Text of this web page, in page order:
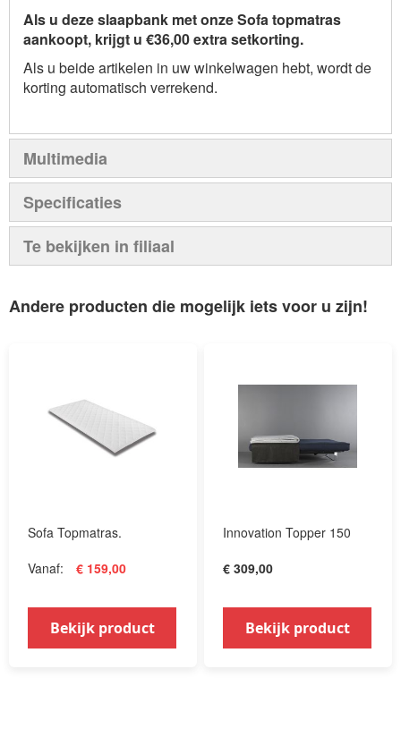
Als u deze slaapbank met onze Sofa topmatras
aankoopt, krijgt u €36,00 extra setkorting.
Als u beide artikelen in uw winkelwagen hebt, wordt de
korting automatisch verrekend.
Multimedia
Specificaties
Te bekijken in filiaal
Andere producten die mogelijk iets voor u zijn!
Sofa Topmatras.
Vanaf
€ 159,00
Bekijk product
Innovation Topper 150
€ 309,00
Bekijk product